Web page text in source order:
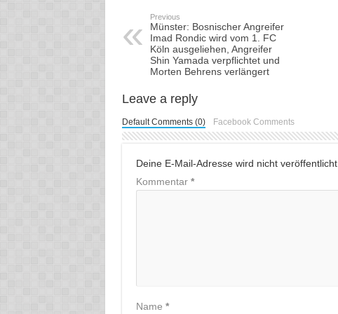
Previous
Münster: Bosnischer Angreifer
Imad Rondic wird vom 1. FC
Köln ausgeliehen, Angreifer
Shin Yamada verpflichtet und
Morten Behrens verlängert
Leave a reply
Default Comments (0) Facebook Comments
Deine E-Mail-Adresse wird nicht veröffentlicht.
Kommentar *
Name *